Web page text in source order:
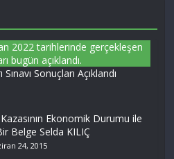
Sonuçları Açıklandı
Ekonomik Durumu ile
Belge Selda KILIÇ
24, 2015